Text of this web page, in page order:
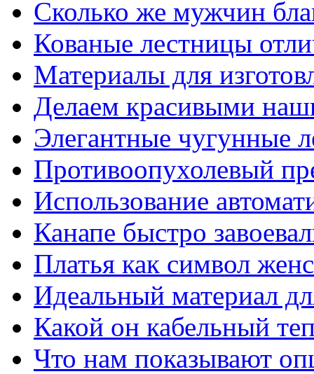
Сколько же мужчин
Кованые лестницы
Материалы для
Делаем красивыми
Элегантные чугунные
Противоопухолевый
Использование
Канапе быстро
Платья как символ
Идеальный материал
Какой он кабельный
Что нам показывают